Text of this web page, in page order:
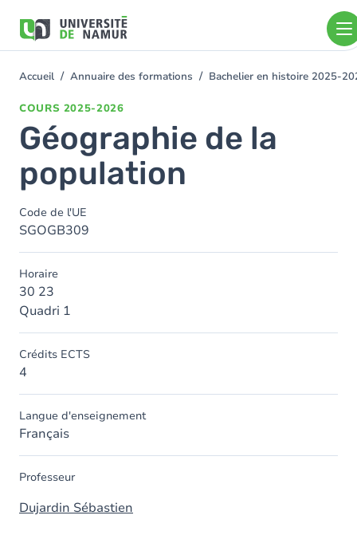
contenu
You
Accueil Annuaire des formations Bachelier en histoire 2025-
COURS 2025-2026
Géographie de la
population
Code de l'UE
SGOGB309
Horaire
30 23
Quadri 1
Crédits ECTS
4
Langue d'enseignement
Français
Professeur
Dujardin Sébastien